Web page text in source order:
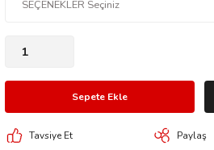
Sepete Ekle
Tavsiye Et Paylaş